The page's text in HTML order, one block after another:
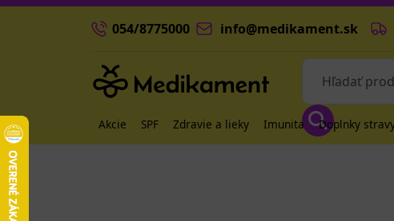
054/8775000 info@medikament.sk
Akcie SPF Zdravie a lieky Imunita Doplnky